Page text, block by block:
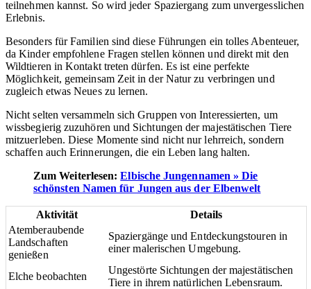
teilnehmen kannst. So wird jeder Spaziergang zum unvergesslichen
Erlebnis.
Besonders für Familien sind diese Führungen ein tolles Abenteuer,
da Kinder empfohlene Fragen stellen können und direkt mit den
Wildtieren in Kontakt treten dürfen. Es ist eine perfekte
Möglichkeit, gemeinsam Zeit in der Natur zu verbringen und
zugleich etwas Neues zu lernen.
Nicht selten versammeln sich Gruppen von Interessierten, um
wissbegierig zuzuhören und Sichtungen der majestätischen Tiere
mitzuerleben. Diese Momente sind nicht nur lehrreich, sondern
schaffen auch Erinnerungen, die ein Leben lang halten.
Zum Weiterlesen:Elbische Jungennamen » Die
schönsten Namen für Jungen aus der Elbenwelt
Aktivität
Details
Atemberaubende
Landschaften
genießen
Spaziergänge und Entdeckungstouren in
einer malerischen Umgebung.
Elche beobachten
Ungestörte Sichtungen der majestätischen
Tiere in ihrem natürlichen Lebensraum.